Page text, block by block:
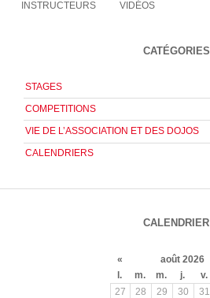
INSTRUCTEURS VIDÉOS
CATÉGORIES
STAGES
COMPETITIONS
VIE DE L’ASSOCIATION ET DES DOJOS
CALENDRIERS
CALENDRIER
« août 2026
l.
m. m. j. v.
27
28 29 30 31